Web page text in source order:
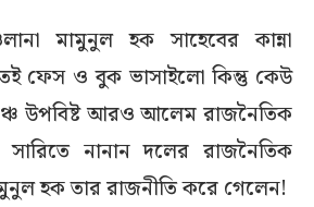
মামুনুল হক সাহেবের কান্না
ফেস ও বুক ভাসাইলো কিন্তু কেউ
উপবিষ্ট আরও আলেম রাজনৈতিক
সারিতে নানান দলের রাজনৈতিক
হক তার রাজনীতি করে গেলেন!